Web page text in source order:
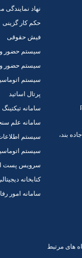
بند،
نهاد
حکم کار گزینی
فیش حقوقی
سیستم حضور
سیستم حضور و
سیستم
پرتال اساتید
سامانه
سامانه علم
سیستم
سیستم
سرویس پست
کتابخانه
سامانه امور
های مرتبط